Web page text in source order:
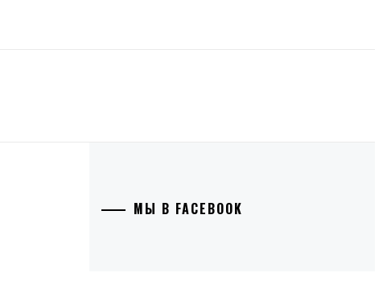
МЫ В FACEBOOK